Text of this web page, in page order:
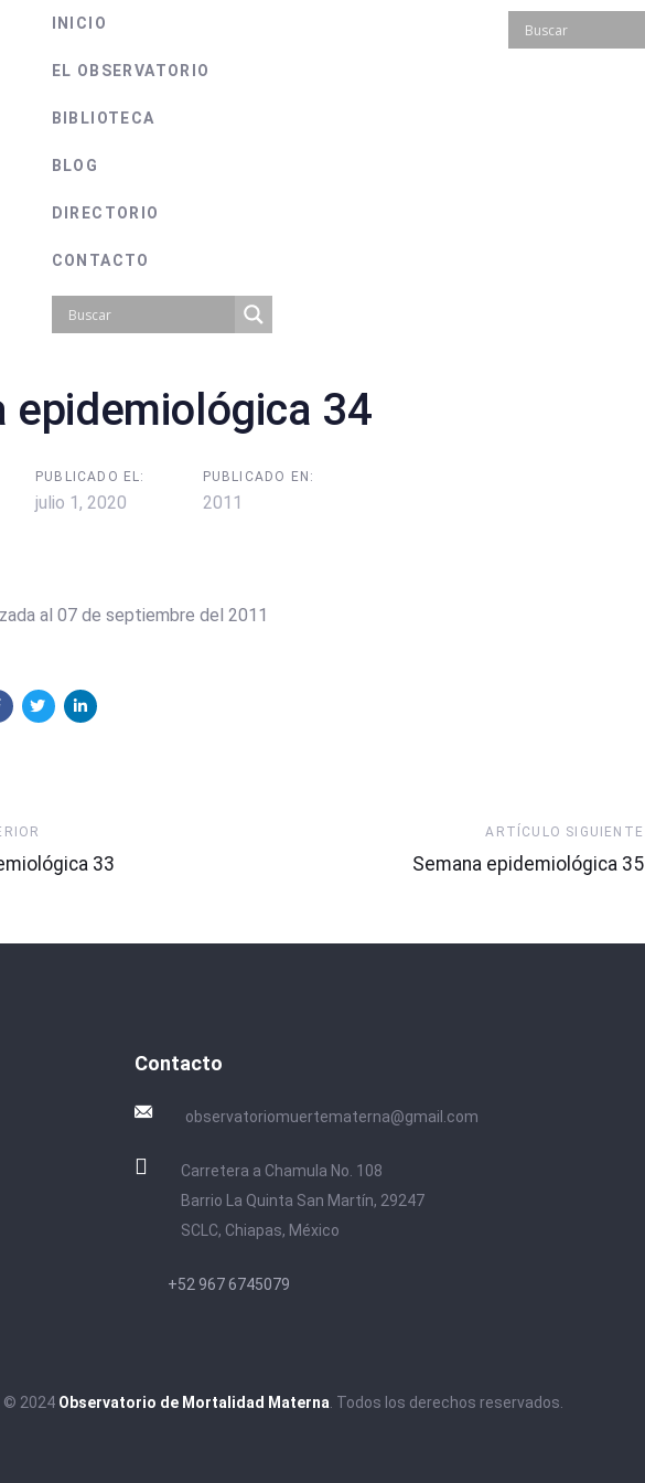
INICIO
EL OBSERVATORIO
BIBLIOTECA
BLOG
DIRECTORIO
CONTACTO
epidemiológica 34
PUBLICADO EL:
julio 1, 2020
PUBLICADO EN:
2011
al 07 de septiembre del 2011
33
Siguiente
ARTÍCULO SIGUIENTE
Semana epidemiológica 35
Contacto
observatoriomuertematerna@gmail.com
Carretera a Chamula No. 108
Barrio La Quinta San Martín, 29247
SCLC, Chiapas, México
+52 967 6745079
© 2024 Observatorio de Mortalidad Materna . Todos los derechos reservados.